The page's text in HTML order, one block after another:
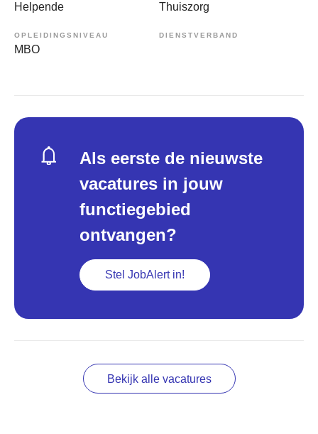
Helpende Thuiszorg
OPLEIDINGSNIVEAU
MBO
DIENSTVERBAND
Als eerste de nieuwste
vacatures in jouw
functiegebied
ontvangen?
Stel JobAlert in!
Bekijk alle vacatures